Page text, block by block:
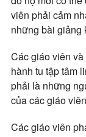
viên phải cảm
những bài giảng
Các giáo viên
hành tu tập tâm
phải là những
của các giáo
Các giáo viên